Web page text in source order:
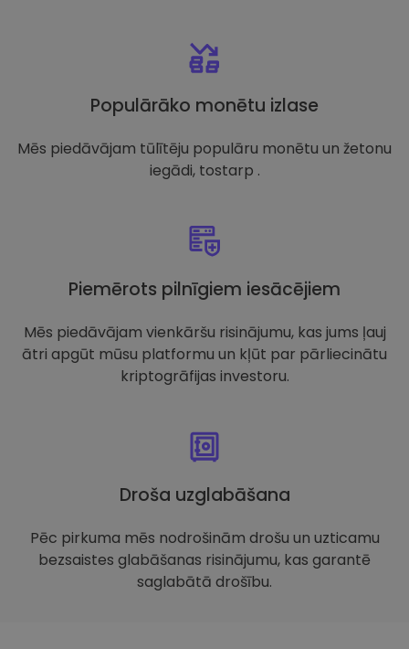
Populārāko monētu izlase
Mēs piedāvājam tūlītēju populāru monētu un žetonu
iegādi, tostarp .
Piemērots pilnīgiem iesācējiem
Mēs piedāvājam vienkāršu risinājumu, kas jums ļauj
ātri apgūt mūsu platformu un kļūt par pārliecinātu
kriptogrāfijas investoru.
Droša uzglabāšana
Pēc pirkuma mēs nodrošinām drošu un uzticamu
bezsaistes glabāšanas risinājumu, kas garantē
saglabātā drošību.